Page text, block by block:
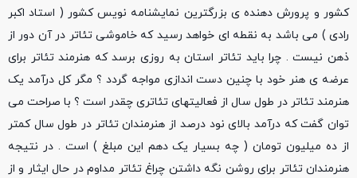
کشور و پرورش دهنده ی بزرگترین نمایشنامه نویس کشور ( استاد اکبر
رادی ) می باشد به نقطه ای خواهد رسید که خاموشی تئاتر در آن دور از
ذهن نیست . چرا باید تئاتر استان به روزی برسد که هنرمند تئاتر برای
عرضه ی هنر خود با چنین دست اندازی مواجه گردد ؟ مگر کل درآمد یک
هنرمند تئاتر در طول سال از فعالیتهای تئاتری چقدر است ؟ با صراحت می
توان گفت که درآمد بالای نود درصد از هنرمندان تئاتر در طول سال کمتر
از ده میلیون تومان ( چه بسیار یک دهم این مبلغ ) است . در نتیجه
هنرمندان تئاتر برای روشن نگه داشتن چراغ تئاتر مداوم در حال ایثار و از